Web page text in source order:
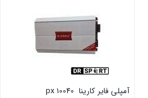
آمپلی فایر ‏کارینا ‏ px 10040